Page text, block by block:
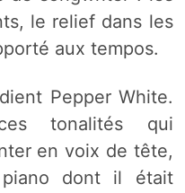
le relief dans les
aux tempos.
Pepper White.
tonalités qui
en voix de tête,
piano dont il était